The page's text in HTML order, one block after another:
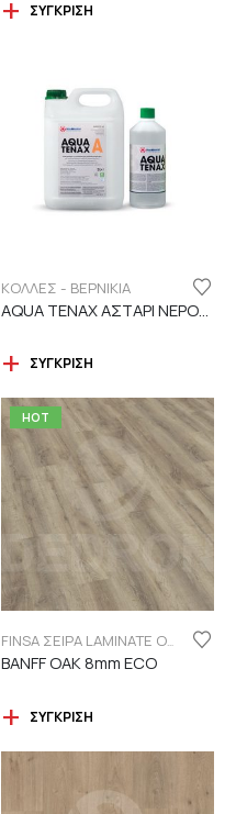
ΣΎΓΚΡΙΣΗ
ΚΟΛΛΕΣ - ΒΕΡΝΙΚΙΑ
AQUA TENAX ΑΣΤΑΡΙ ΝΕΡΟΥ 2 ΣΥΣΤΑΤΙΚΩΝ
ΣΎΓΚΡΙΣΗ
HOT
FINSA ΣΕΙΡΑ LAMINATE ORIGINAL "ECO LABEL"
BANFF OAK 8mm ECO
ΣΎΓΚΡΙΣΗ